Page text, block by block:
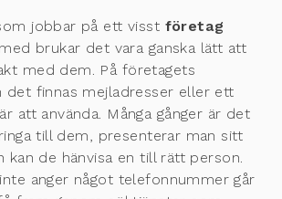
jobbar på ett visst företag
brukar det vara ganska lätt att
med dem. På företagets
det finnas mejladresser eller ett
att använda. Många gånger är det
till dem, presenterar man sitt
kan de hänvisa en till rätt person.
anger något telefonnummer går